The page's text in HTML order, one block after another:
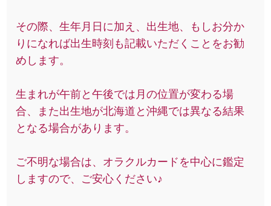
その際、生年月日に加え、出生地、もしお分か
りになれば出生時刻も記載いただくことをお勧
めします。
生まれが午前と午後では月の位置が変わる場
合、また出生地が北海道と沖縄では異なる結果
となる場合があります。
ご不明な場合は、オラクルカードを中心に鑑定
しますので、ご安心ください♪